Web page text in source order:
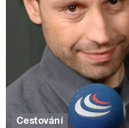
Cestování